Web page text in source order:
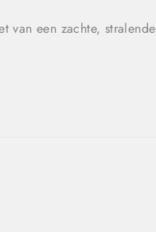
van een zachte, stralende